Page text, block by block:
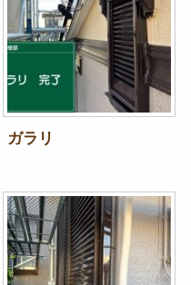
ガラリ